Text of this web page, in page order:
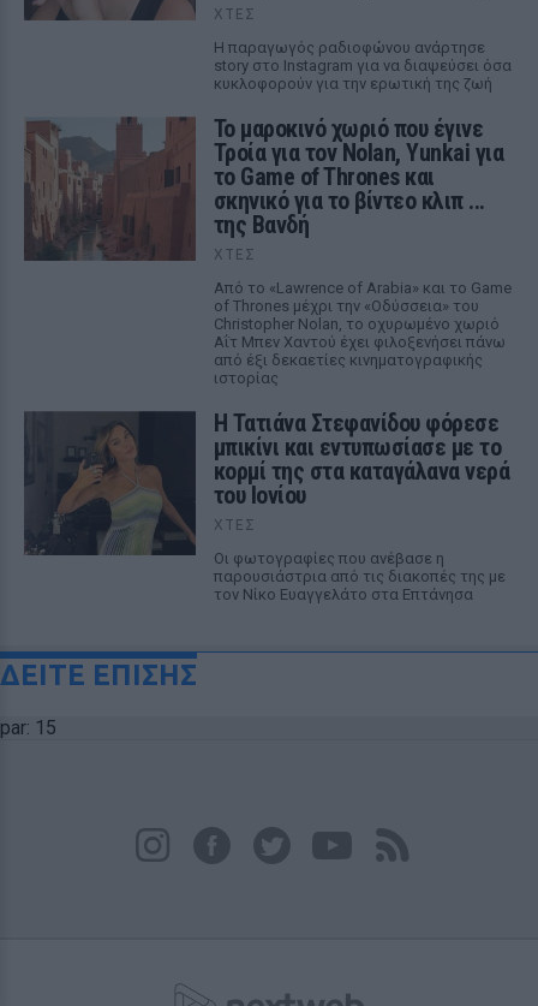
ΧΤΕΣ
Η παραγωγός ραδιοφώνου ανάρτησε
story στο Instagram για να διαψεύσει όσα
κυκλοφορούν για την ερωτική της ζωή
Το μαροκινό χωριό που έγινε
Τροία για τον Nolan, Yunkai για
το Game of Thrones και
σκηνικό για το βίντεο κλιπ ...
της Βανδή
ΧΤΕΣ
Από το «Lawrence of Arabia» και το Game
of Thrones μέχρι την «Οδύσσεια» του
Christopher Nolan, το οχυρωμένο χωριό
Αΐτ Μπεν Χαντού έχει φιλοξενήσει πάνω
από έξι δεκαετίες κινηματογραφικής
ιστορίας
Η Τατιάνα Στεφανίδου φόρεσε
μπικίνι και εντυπωσίασε με το
κορμί της στα καταγάλανα νερά
του Ιονίου
ΧΤΕΣ
Οι φωτογραφίες που ανέβασε η
παρουσιάστρια από τις διακοπές της με
τον Νίκο Ευαγγελάτο στα Επτάνησα
ΔΕΙΤΕ ΕΠΙΣΗΣ
par: 15